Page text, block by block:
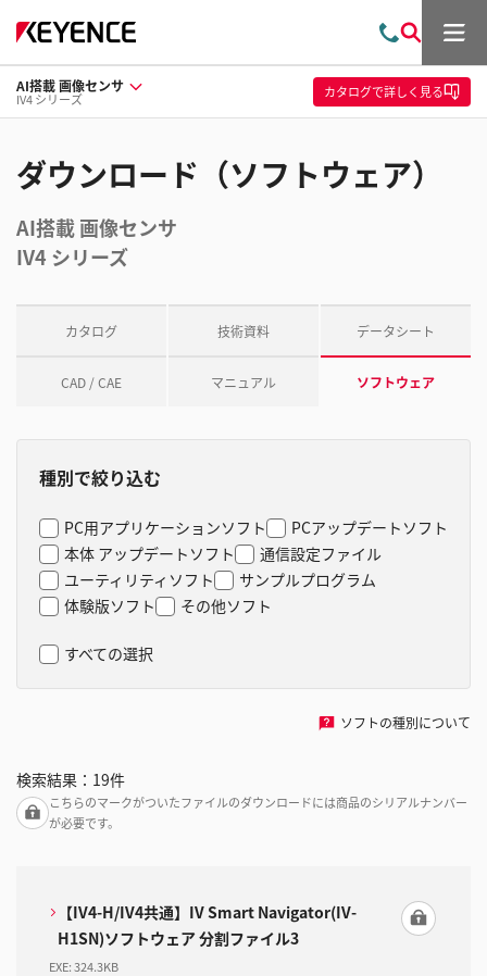
問
い
合
わ
索
メ
ュ
ー
AI搭載 画像センサ
IV4 シリーズ カタログで詳しく見る
ダウンロード（ソフトウェア）
AI搭載 画像センサ
IV4 シリーズ
カタログ 技術資料 データシート
CAD / CAE マニュアル ソフトウェア
種別で絞り込む
PC用アプリケーションソフト
PCアップデートソフト
本体 アップデートソフト
通信設定ファイル
ユーティリティソフト
サンプルプログラム
体験版ソフト
その他ソフト
すべての選択
ソフトの種別について
検索結果： 19件
こちらのマークがついたファイルのダウンロードには商品のシリアルナンバー
が必要です。
【IV4-H/IV4共通】IV Smart Navigator(IV-
H1SN)ソフトウェア 分割ファイル3
EXE:324.3KB